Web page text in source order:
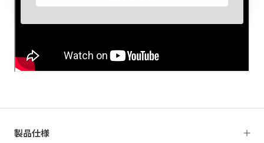
製品仕様